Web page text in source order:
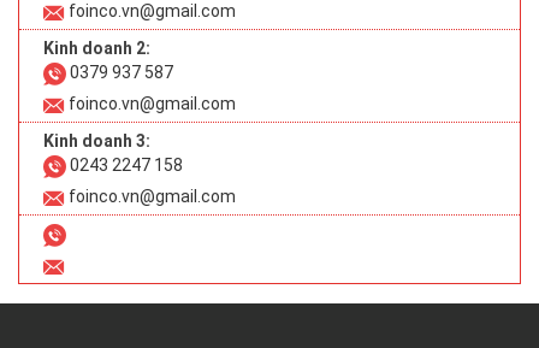
foinco.vn@gmail.com
Kinh doanh 2:
0379 937 587
foinco.vn@gmail.com
Kinh doanh 3:
0243 2247 158
foinco.vn@gmail.com